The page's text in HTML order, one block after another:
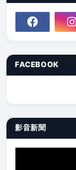
FACEBOOK
影音新聞